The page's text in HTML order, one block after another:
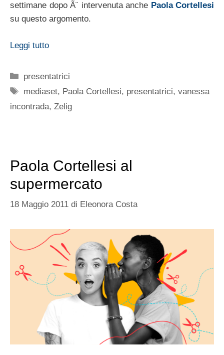
settimane dopo Ã¨ intervenuta anche Paola Cortellesi
su questo argomento.
Leggi tutto
Categorie
presentatrici
Tag
mediaset, Paola Cortellesi, presentatrici,vanessa
incontrada, Zelig
Paola Cortellesi al
supermercato
18 Maggio 2011 di Eleonora Costa